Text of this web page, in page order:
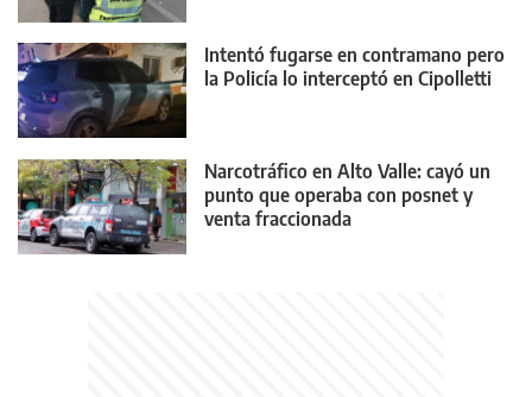
Intentó fugarse en contramano pero
la Policía lo interceptó en Cipolletti
Narcotráfico en Alto Valle: cayó un
punto que operaba con posnet y
venta fraccionada